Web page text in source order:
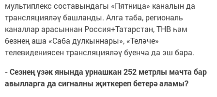
мультиплекс составындагы «Пятница» каналын да
трансляцияләү башланды. Алга таба, региональ
каналлар арасыннан Россия+Татарстан, ТНВ һәм
безнең аша «Саба дулкыннары», «Теләче»
телевидениясен трансляцияләү буенча да эш бара.
- Сезнең үзәк янында урнашкан 252 метрлы мачта бар
авылларга да сигналны җиткереп бетерә аламы?